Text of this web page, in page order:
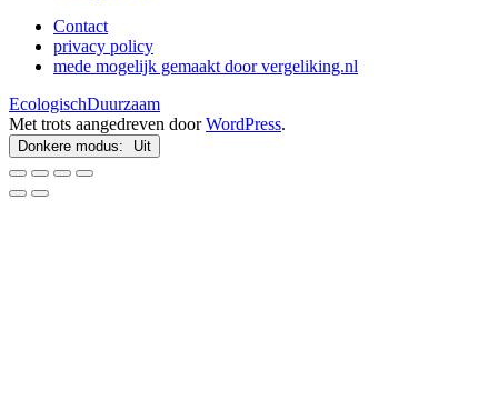
Contact
privacy policy
mede mogelijk gemaakt door vergeliking.nl
EcologischDuurzaam
Met trots aangedreven doorWordPress.
Donkere modus: